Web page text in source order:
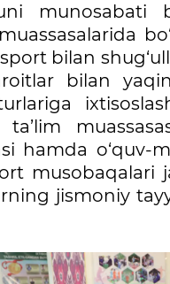
bilan
bilan
hamda o‘quv-
musobaqalari
jismoniy